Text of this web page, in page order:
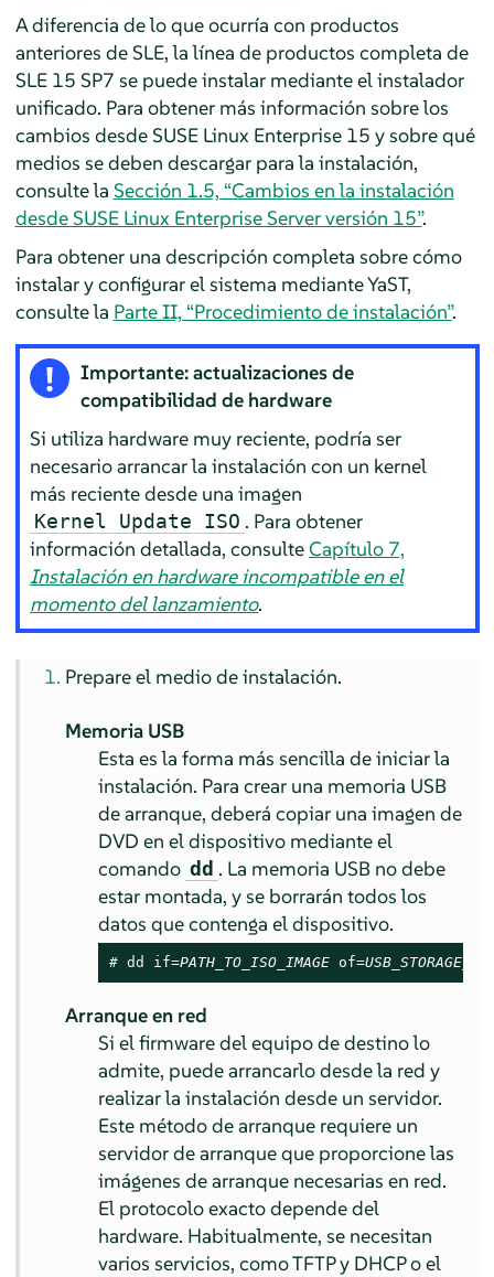
A diferencia de lo que ocurría con productos
anteriores de SLE, la línea de productos completa de
SLE 15 SP7 se puede instalar mediante el instalador
unificado. Para obtener más información sobre los
cambios desde SUSE Linux Enterprise 15 y sobre qué
medios se deben descargar para la instalación,
consulte la Sección 1.5, “Cambios en la instalación
desde SUSE Linux Enterprise Server versión 15”.
Para obtener una descripción completa sobre cómo
instalar y configurar el sistema mediante YaST,
consulte la Parte II, “Procedimiento de instalación”.
Importante: actualizaciones de
compatibilidad de hardware
Si utiliza hardware muy reciente, podría ser
necesario arrancar la instalación con un kernel
más reciente desde una imagen
Kernel Update ISO . Para obtener
información detallada, consulteCapítulo 7,
Instalación en hardware incompatible en el
momento del lanzamiento.
Prepare el medio de instalación.
Memoria USB
Esta es la forma más sencilla de iniciar la
instalación. Para crear una memoria USB
de arranque, deberá copiar una imagen de
DVD en el dispositivo mediante el
comando dd . La memoria USB no debe
estar montada, y se borrarán todos los
datos que contenga el dispositivo.
# dd if=PATH_TO_ISO_IMAGE of=
Arranque en red
Si el firmware del equipo de destino lo
admite, puede arrancarlo desde la red y
realizar la instalación desde un servidor.
Este método de arranque requiere un
servidor de arranque que proporcione las
imágenes de arranque necesarias en red.
El protocolo exacto depende del
hardware. Habitualmente, se necesitan
varios servicios, como TFTP y DHCP o el